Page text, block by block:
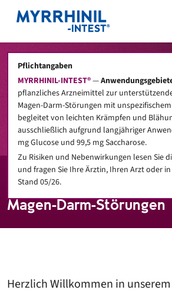
Ratgeber
Magen-Darm-Störungen
Herzlich Willkommen in unserem
Pflichtangaben
MYRRHINIL-INTEST®—
pflanzliches Arzneimittel zur
Magen-Darm-Störungen mit
begleitet von leichten Krämpfen und
ausschließlich aufgrund langjähriger
mg Glucose und 99,5 mg Saccharose.
Zu Risiken und Nebenwirkungen lesen Sie
und fragen Sie Ihre Ärztin, Ihren Arzt oder
Stand 05/26.